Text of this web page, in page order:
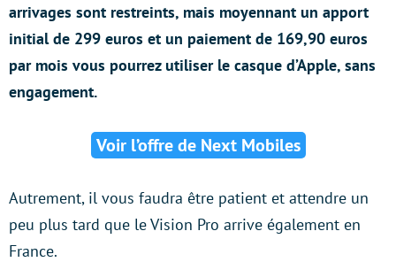
arrivages sont restreints, mais moyennant un apport
initial de 299 euros et un paiement de 169,90 euros
par mois vous pourrez utiliser le casque d’Apple, sans
engagement.
Voir l’offre de Next Mobiles
Autrement, il vous faudra être patient et attendre un
peu plus tard que le Vision Pro arrive également en
France.